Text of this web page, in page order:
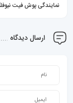
نمایندگی پوش فیت
ارسال دیدگاه